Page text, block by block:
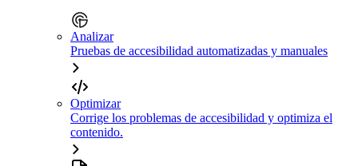
Analizar
Pruebas de accesibilidad automatizadas y manuales
Optimizar
Corrige los problemas de accesibilidad y optimiza el
contenido.